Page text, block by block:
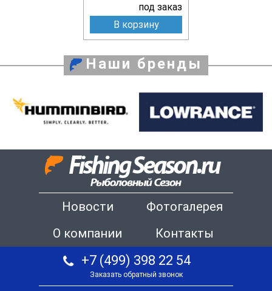
под заказ
В корзину
Наши бренды
Новости
Фотогалерея
О компании
Контакты
+7 (499) 398 22 54
Заказать обратный звонок